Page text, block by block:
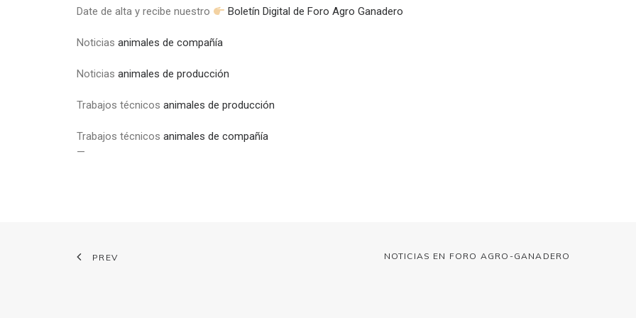
Date de alta y recibe nuestro Boletín Digital de Foro Agro Ganadero
Noticias animales de compañía
Noticias animales de producción
Trabajos técnicos animales de producción
Trabajos técnicos animales de compañía
—
PREV NOTICIAS EN FORO AGRO-GANADERO